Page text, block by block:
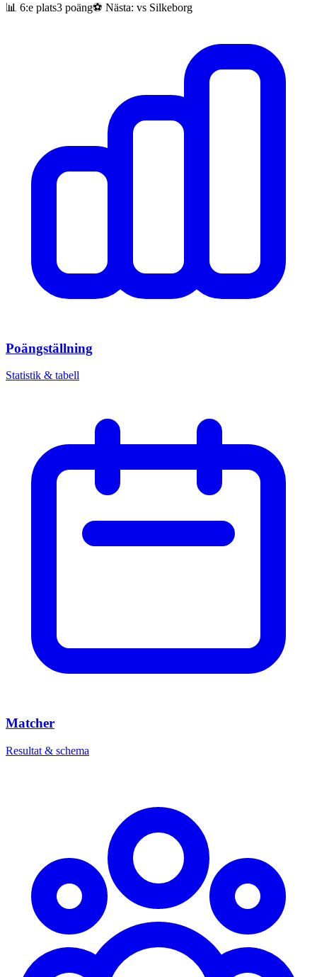
📊 6:e plats3 poäng⚽ Nästa: vs Silkeborg
Poängställning
Statistik & tabell
Matcher
Resultat & schema